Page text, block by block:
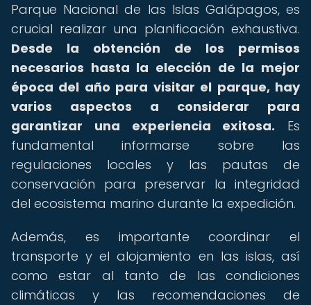
Parque Nacional de las Islas Galápagos, es
crucial realizar una planificación exhaustiva.
Desde la obtención de los permisos
necesarios hasta la elección de la mejor
época del año para visitar el parque, hay
varios aspectos a considerar para
garantizar una experiencia exitosa. Es
fundamental informarse sobre las
regulaciones locales y las pautas de
conservación para preservar la integridad
del ecosistema marino durante la expedición.
Además, es importante coordinar el
transporte y el alojamiento en las islas, así
como estar al tanto de las condiciones
climáticas y las recomendaciones de